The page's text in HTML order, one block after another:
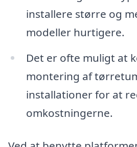
installere større og
modeller hurtigere.
Det er ofte muligt at
montering af
installationer for at
omkostningerne.